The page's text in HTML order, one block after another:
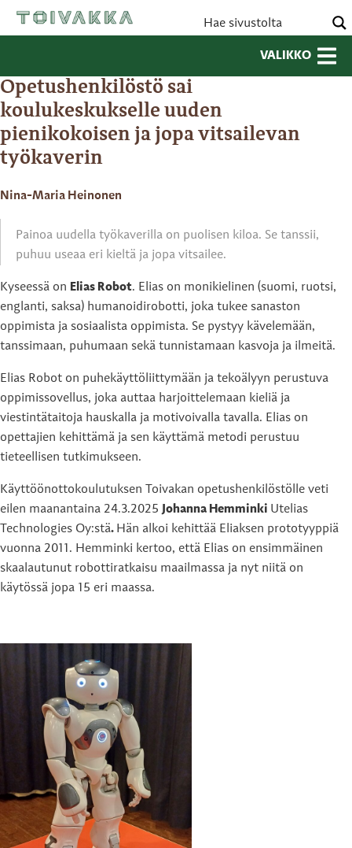
VALIKKO
Opetushenkilöstö sai
koulukeskukselle uuden
pienikokoisen ja jopa vitsailevan
työkaverin
Nina-Maria Heinonen
Painoa uudella työkaverilla on puolisen kiloa. Se tanssii,
puhuu useaa eri kieltä ja jopa vitsailee.
Kyseessä on Elias Robot. Elias on monikielinen (suomi, ruotsi,
englanti, saksa) humanoidirobotti, joka tukee sanaston
oppimista ja sosiaalista oppimista. Se pystyy kävelemään,
tanssimaan, puhumaan sekä tunnistamaan kasvoja ja ilmeitä.
Elias Robot on puhekäyttöliittymään ja tekoälyyn perustuva
oppimissovellus, joka auttaa harjoittelemaan kieliä ja
viestintätaitoja hauskalla ja motivoivalla tavalla. Elias on
opettajien kehittämä ja sen käyttämä metodi perustuu
tieteellisen tutkimukseen.
Käyttöönottokoulutuksen Toivakan opetushenkilöstölle veti
eilen maanantaina 24.3.2025 Johanna Hemminki Utelias
Technologies Oy:stä. Hän alkoi kehittää Eliaksen prototyyppiä
vuonna 2011. Hemminki kertoo, että Elias on ensimmäinen
skaalautunut robottiratkaisu maailmassa ja nyt niitä on
käytössä jopa 15 eri maassa.